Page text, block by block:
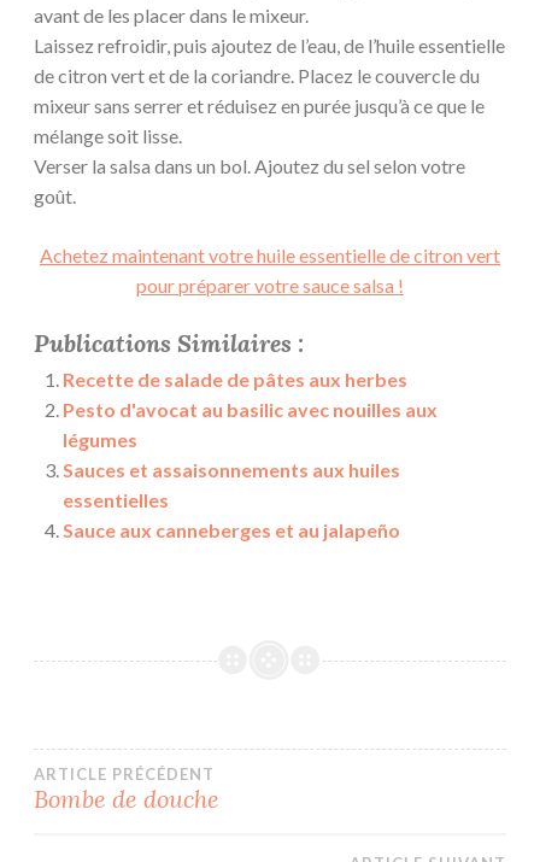
avant de les placer dans le mixeur.
Laissez refroidir, puis ajoutez de l’eau, de l’huile essentielle
de citron vert et de la coriandre. Placez le couvercle du
mixeur sans serrer et réduisez en purée jusqu’à ce que le
mélange soit lisse.
Verser la salsa dans un bol. Ajoutez du sel selon votre
goût.
Achetez maintenant votre huile essentielle de citron vert
pour préparer votre sauce salsa !
Publications Similaires :
Recette de salade de pâtes aux herbes
Pesto d'avocat au basilic avec nouilles aux
légumes
Sauces et assaisonnements aux huiles
essentielles
Sauce aux canneberges et au jalapeño
Navigation
ARTICLE PRÉCÉDENT
Bombe de douche